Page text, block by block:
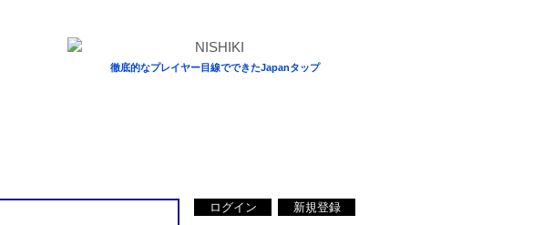
徹底的なプレイヤー目線でできたJapanタップ
ログイン 新規登録